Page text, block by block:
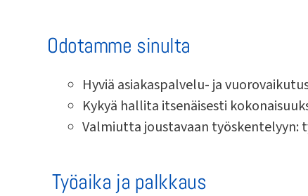
Odotamme sinulta
Hyviä asiakaspalvelu- ja
Kykyä hallita itsenäisesti
Valmiutta joustavaan työskentelyyn:
Työaika ja palkkaus